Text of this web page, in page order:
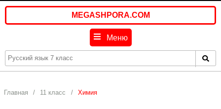
MEGASHPORA.COM
Меню
Главная 11 класс Химия